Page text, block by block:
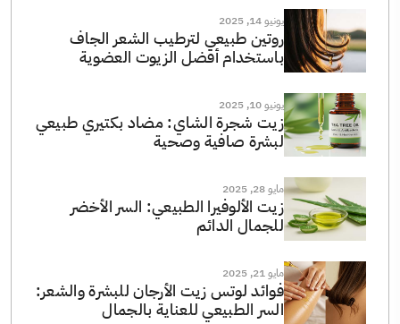
يونيو 14, 2025
روتين طبيعي لترطيب الشعر الجاف
باستخدام أفضل الزيوت العضوية
يونيو 10, 2025
زيت شجرة الشاي: مضاد بكتيري طبيعي
لبشرة صافية وصحية
مايو 28, 2025
زيت الألوفيرا الطبيعي: السر الأخضر
للجمال الدائم
مايو 21, 2025
فوائد لوتس زيت الأرجان للبشرة والشعر:
السر الطبيعي للعناية بالجمال